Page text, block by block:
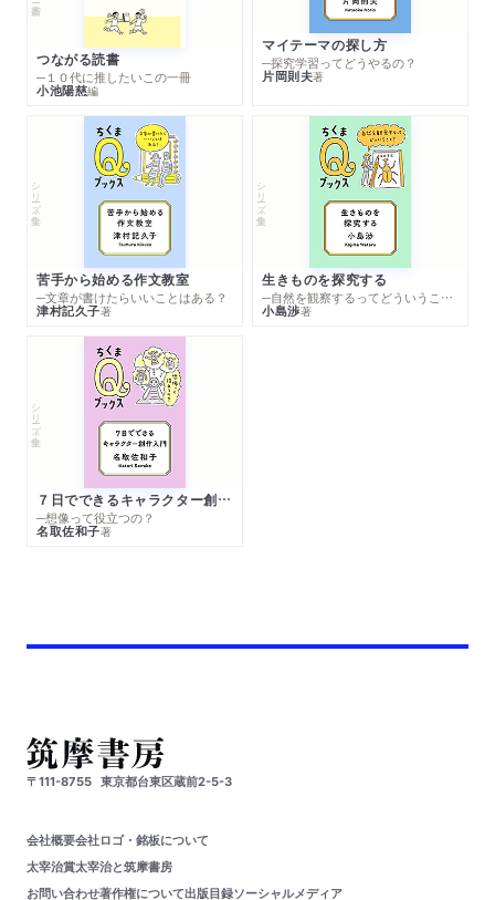
つながる読書
─１０代に推したいこの一冊
小池陽慈編
マイテーマの探し方
─探究学習ってどうやるの？
片岡則夫著
シリーズ・全集
苦手から始める作文教室
─文章が書けたらいいことはある？
津村記久子著
シリーズ・全集
生きものを探究する
─自然を観察するってどういうこと？
小島渉著
シリーズ・全集
７日でできるキャラクター創作入門
─想像って役立つの？
名取佐和子著
〒111-8755 東京都台東区蔵前2-5-3
会社概要会社ロゴ・銘板について
太宰治賞太宰治と筑摩書房
お問い合わせ著作権について出版目録ソーシャルメディア